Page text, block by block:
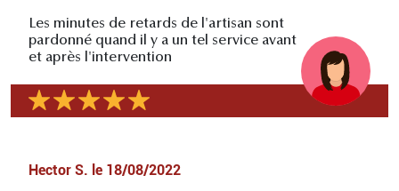
Les minutes de retards de l'artisan sont
pardonné quand il y a un tel service avant
et après l'intervention
Hector S. le 18/08/2022